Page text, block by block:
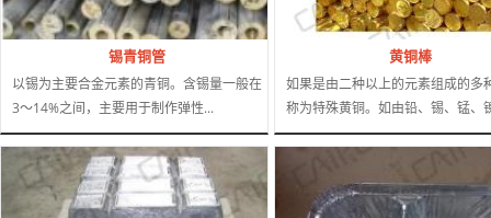
锡青铜管
以锡为主要合金元素的青铜。含锡量一般在
3～14%之间，主要用于制作弹性...
黄铜棒
如果是由二种以上的元素组成的多
称为特殊黄铜。如由铅、锡、锰、